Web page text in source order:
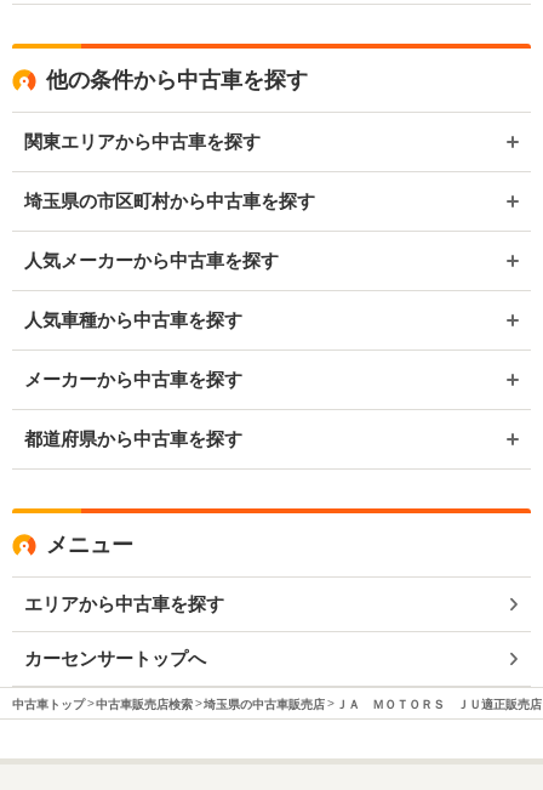
他の条件から中古車を探す
関東エリアから中古車を探す
埼玉県の市区町村から中古車を探す
人気メーカーから中古車を探す
人気車種から中古車を探す
メーカーから中古車を探す
都道府県から中古車を探す
メニュー
エリアから中古車を探す
カーセンサートップへ
中古車トップ 中古車販売店検索 埼玉県の中古車販売店 ＪＡ ＭＯＴＯＲＳ ＪＵ適正販売店